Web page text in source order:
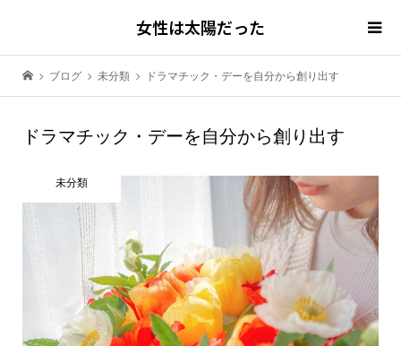
女性は太陽だった
ブログ 未分類 ドラマチック・デーを自分から創り出す
ドラマチック・デーを自分から創り出す
未分類